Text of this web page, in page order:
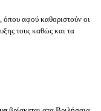
όπου αφού καθοριστούν οι
τους καθώς και τα